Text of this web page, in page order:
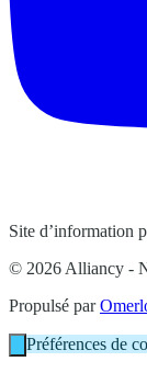
Site d’information
© 2026 Alliancy -
Propulsé par
Préférences de